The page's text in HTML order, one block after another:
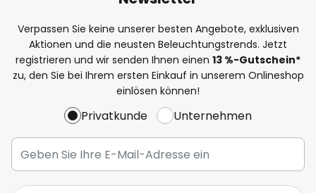
Verpassen Sie keine unserer besten Angebote, exklusiven
Aktionen und die neusten Beleuchtungstrends. Jetzt
registrieren und wir senden Ihnen einen 13 %-Gutschein*
zu, den Sie bei Ihrem ersten Einkauf in unserem Onlineshop
einlösen können!
Privatkunde Unternehmen